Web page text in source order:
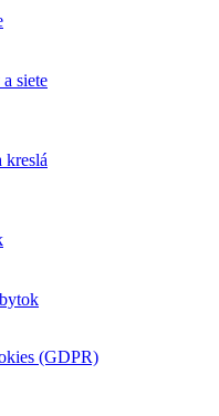
siete
kreslá
(GDPR)